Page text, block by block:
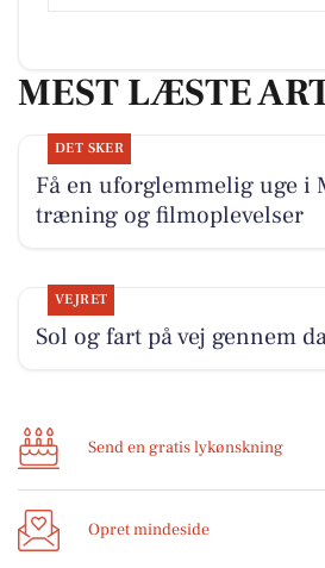
MEST LÆSTE
DET SKER
Få en uforglemmelig uge i
træning og filmoplevelser
VEJRET
Sol og fart på vej gennem
Send en gratis lykønskning
Opret mindeside